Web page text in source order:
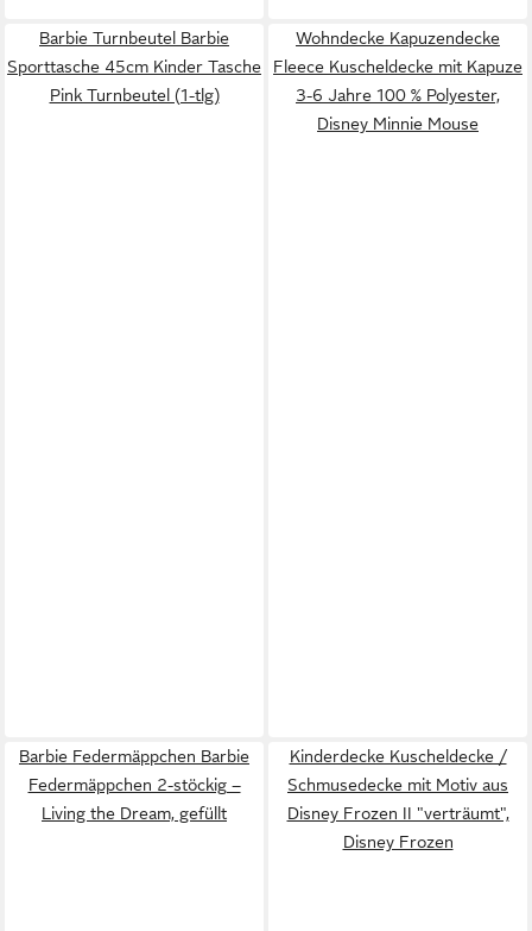
Barbie Turnbeutel Barbie
Sporttasche 45cm Kinder Tasche
Pink Turnbeutel (1-tlg)
Wohndecke Kapuzendecke
Fleece Kuscheldecke mit Kapuze
3-6 Jahre 100 % Polyester,
Disney Minnie Mouse
Barbie Federmäppchen Barbie
Federmäppchen 2-stöckig –
Living the Dream, gefüllt
Kinderdecke Kuscheldecke /
Schmusedecke mit Motiv aus
Disney Frozen II "verträumt",
Disney Frozen